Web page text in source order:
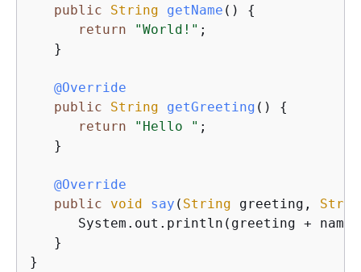
public
String getName ( )
{
return
"World!" ;
   }
@Override
public
String getGreeting ( )
{
return
"Hello " ;
   }
@Override
public
void say ( String greeting,
System.out.println(greeting +
   }
}